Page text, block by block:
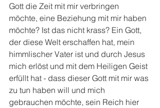
Gott die Zeit mit mir verbringen
möchte, eine Beziehung mit mir haben
möchte? Ist das nicht krass? Ein Gott,
der diese Welt erschaffen hat, mein
himmlischer Vater ist und durch Jesus
mich erlöst und mit dem Heiligen Geist
erfüllt hat - dass dieser Gott mit mir was
zu tun haben will und mich
gebrauchen möchte, sein Reich hier